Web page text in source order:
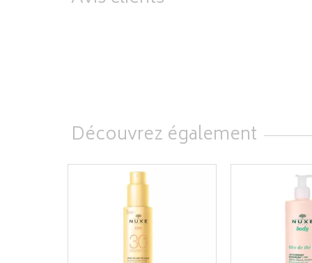
Découvrez également